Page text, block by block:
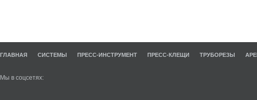
ГЛАВНАЯ СИСТЕМЫ ПРЕСС-ИНСТРУМЕНТ ПРЕСС-КЛЕЩИ ТРУБОРЕЗЫ
Мы в соцсетях: